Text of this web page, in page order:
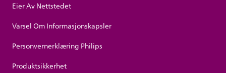
Eier Av Nettstedet
Varsel Om Informasjonskapsler
Personvernerklæring Philips
Produktsikkerhet